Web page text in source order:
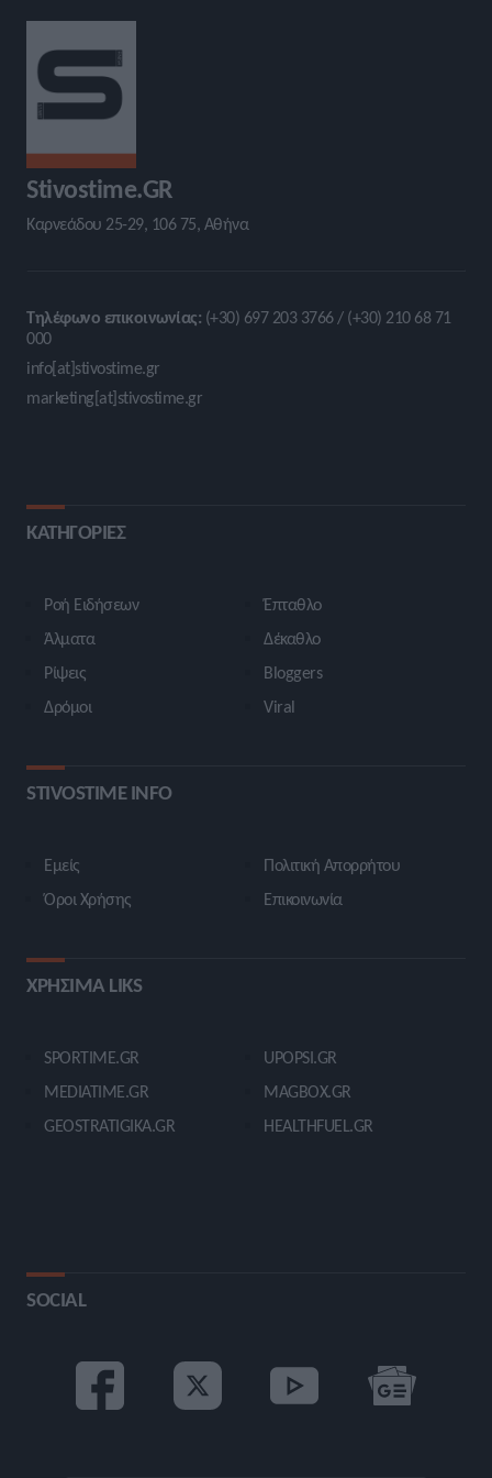
Stivostime.GR
Καρνεάδου 25-29, 106 75, Αθήνα
Τηλέφωνο επικοινωνίας: (+30) 697 203 3766 / (+30) 210 68 71
000
info[at]stivostime.gr
marketing[at]stivostime.gr
ΚΑΤΗΓΟΡΙΕΣ
Ροή Ειδήσεων
Άλματα
Ρίψεις
Δρόμοι
Έπταθλο
Δέκαθλο
Bloggers
Viral
STIVOSTIME INFO
Εμείς
Όροι Χρήσης
Πολιτική Απορρήτου
Επικοινωνία
ΧΡΗΣΙΜΑ LIKS
SPORTIME.GR
MEDIATIME.GR
GEOSTRATIGIKA.GR
UPOPSI.GR
MAGBOX.GR
HEALTHFUEL.GR
SOCIAL